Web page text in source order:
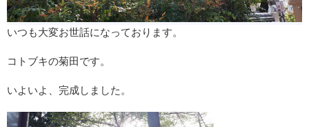
いつも大変お世話になっております。
コトブキの菊田です。
いよいよ、完成しました。